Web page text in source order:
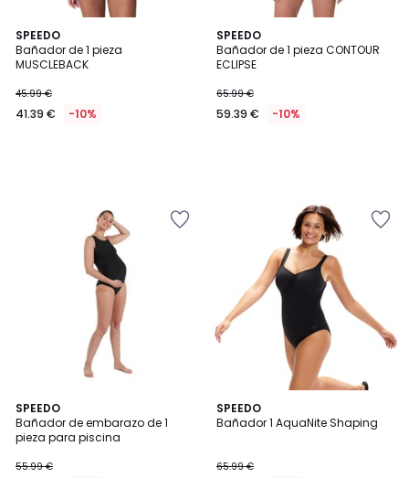
SPEEDO
Bañador de 1 pieza
MUSCLEBACK
45.99 €
41.39 € -10%
SPEEDO
Bañador de 1 pieza CONTOUR
ECLIPSE
65.99 €
59.39 € -10%
SPEEDO
Bañador de embarazo de 1
pieza para piscina
55.99 €
SPEEDO
Bañador 1 AquaNite Shaping
65.99 €
5
/